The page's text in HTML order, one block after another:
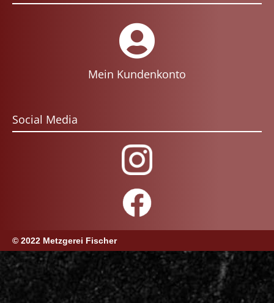
Mein Kundenkonto
Social Media
© 2022 Metzgerei Fischer